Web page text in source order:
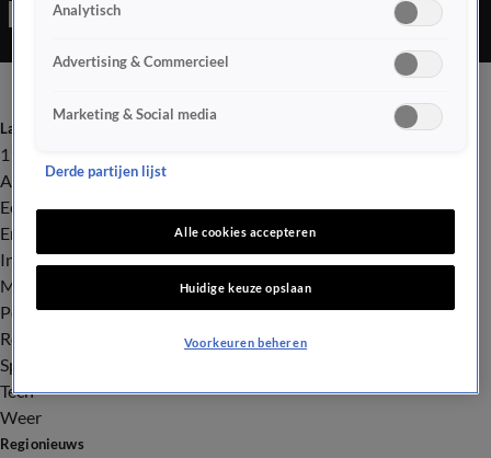
het gebouw. In totaal werden 24 woningen ontruimd.
Laatste nieuws
112
Advies & Tips
Economie
Entertainment
Infrastructuur
Milieu en Gezondheid
Politiek
Royalty
Sport
Tech
Weer
Regionieuws
Analytisch
Advertising & Commercieel
Marketing & Social media
Derde partijen lijst
Alle cookies accepteren
Huidige keuze opslaan
Voorkeuren beheren